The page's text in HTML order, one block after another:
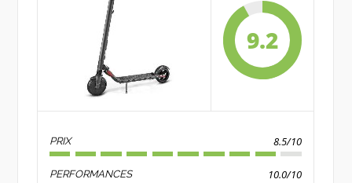
9.2
PRIX 8.5/10
PERFORMANCES 10.0/10